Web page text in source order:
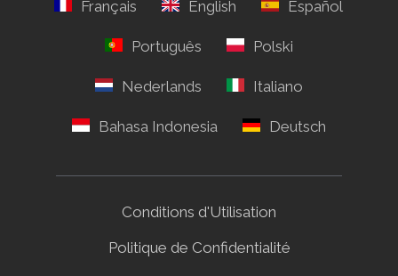
Conditions d'Utilisation
Politique de Confidentialité